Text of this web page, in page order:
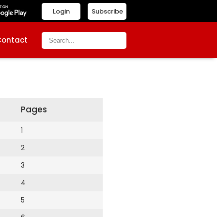
Subscribe
Login
Pages
1
2
3
4
5